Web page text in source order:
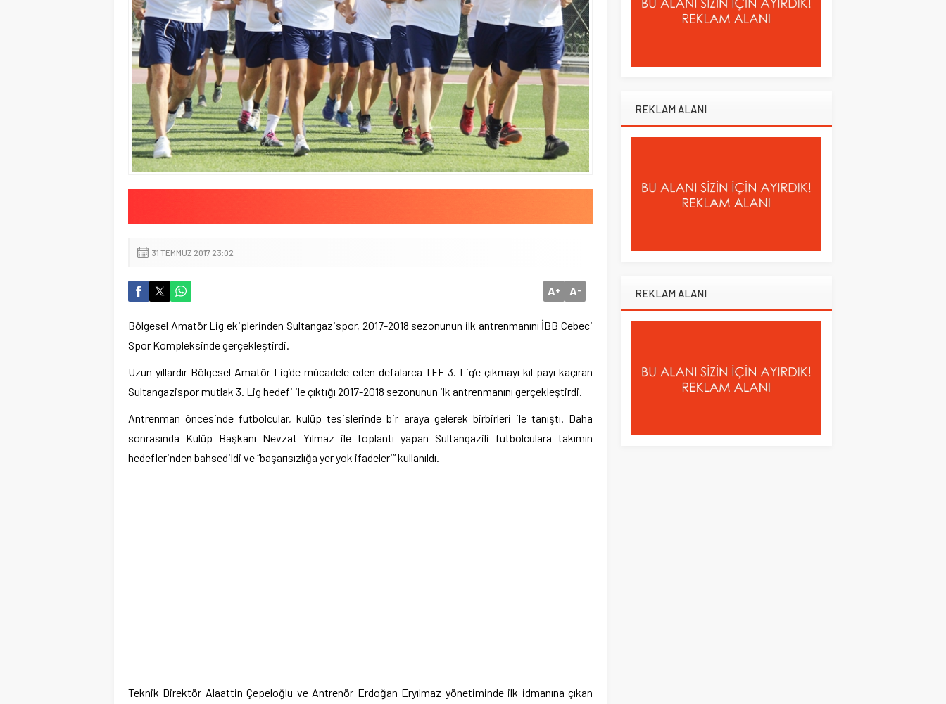
31 TEMMUZ 2017 23:02
A+ A-
Bölgesel Amatör Lig ekiplerinden Sultangazispor, 2017-2018 sezonunun ilk antrenmanını İBB Cebeci
Spor Kompleksinde gerçekleştirdi.
Uzun yıllardır Bölgesel Amatör Lig’de mücadele eden defalarca TFF 3. Lig’e çıkmayı kıl payı kaçıran
Sultangazispor mutlak 3. Lig hedefi ile çıktığı 2017-2018 sezonunun ilk antrenmanını gerçekleştirdi.
Antrenman öncesinde futbolcular, kulüp tesislerinde bir araya gelerek birbirleri ile tanıştı. Daha
sonrasında Kulüp Başkanı Nevzat Yılmaz ile toplantı yapan Sultangazili futbolculara takımın
hedeflerinden bahsedildi ve “başarısızlığa yer yok ifadeleri” kullanıldı.
Teknik Direktör Alaattin Çepeloğlu ve Antrenör Erdoğan Eryılmaz yönetiminde ilk idmanına çıkan
REKLAM ALANI
REKLAM ALANI